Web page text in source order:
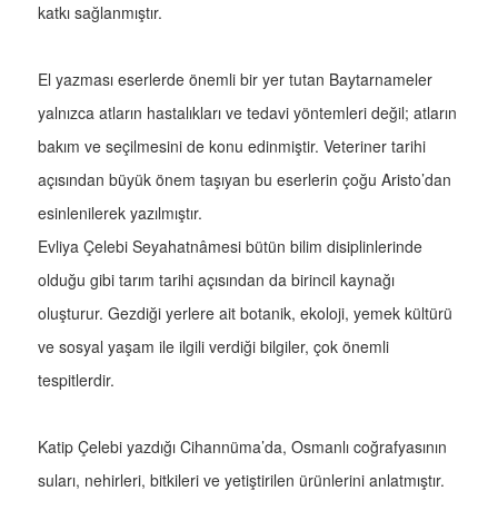
katkı sağlanmıştır.
El yazması eserlerde önemli bir yer tutan Baytarnameler
yalnızca atların hastalıkları ve tedavi yöntemleri değil; atların
bakım ve seçilmesini de konu edinmiştir. Veteriner tarihi
açısından büyük önem taşıyan bu eserlerin çoğu Aristo’dan
esinlenilerek yazılmıştır.
Evliya Çelebi Seyahatnâmesi bütün bilim disiplinlerinde
olduğu gibi tarım tarihi açısından da birincil kaynağı
oluşturur. Gezdiği yerlere ait botanik, ekoloji, yemek kültürü
ve sosyal yaşam ile ilgili verdiği bilgiler, çok önemli
tespitlerdir.
Katip Çelebi yazdığı Cihannüma’da, Osmanlı coğrafyasının
suları, nehirleri, bitkileri ve yetiştirilen ürünlerini anlatmıştır.